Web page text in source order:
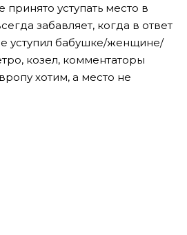
уступать место в
забавляет, когда в ответ
уступил бабушке/женщине/
козел, комментаторы
хотим, а место не